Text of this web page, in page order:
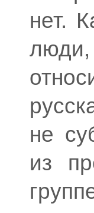
нет.
люди,
не
из